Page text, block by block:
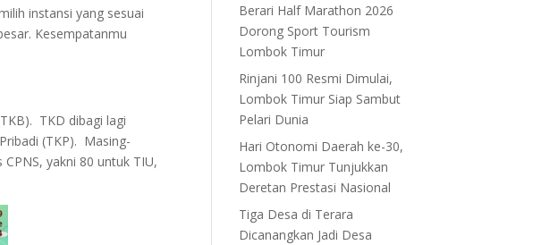
instansi yang sesuai
Kesempatanmu
TKD dibagi lagi
(TKP). Masing-
yakni 80 untuk TIU,
Berari Half Marathon 2026
Dorong Sport Tourism
Lombok Timur
Rinjani 100 Resmi Dimulai,
Lombok Timur Siap Sambut
Pelari Dunia
Hari Otonomi Daerah ke-30,
Lombok Timur Tunjukkan
Deretan Prestasi Nasional
Tiga Desa di Terara
Dicanangkan Jadi Desa